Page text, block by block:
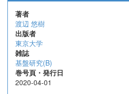
著者
渡辺 悠樹
出版者
東京大学
雑誌
基盤研究(B)
巻号頁・発行日
2020-04-01